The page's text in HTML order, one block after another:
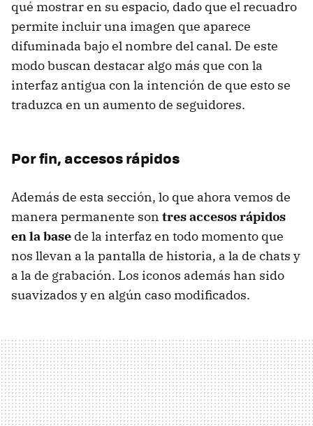
qué mostrar en su espacio, dado que el recuadro
permite incluir una imagen que aparece
difuminada bajo el nombre del canal. De este
modo buscan destacar algo más que con la
interfaz antigua con la intención de que esto se
traduzca en un aumento de seguidores.
Por fin, accesos rápidos
Además de esta sección, lo que ahora vemos de
manera permanente son tres accesos rápidos
en la base de la interfaz en todo momento que
nos llevan a la pantalla de historia, a la de chats y
a la de grabación. Los iconos además han sido
suavizados y en algún caso modificados.